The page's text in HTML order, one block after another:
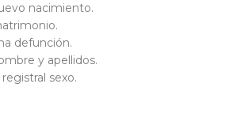
nacimiento.
defunción.
y apellidos.
sexo.